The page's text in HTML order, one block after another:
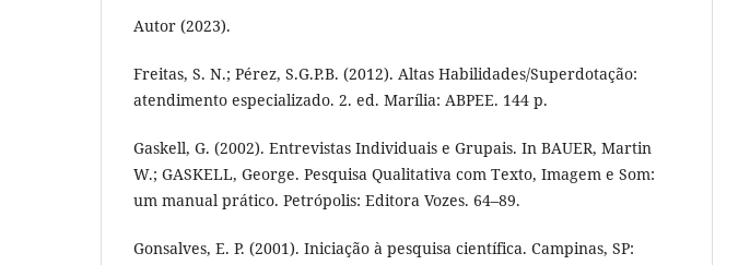
Autor (2023).
Freitas, S. N.; Pérez, S.G.P.B. (2012). Altas Habilidades/Superdotação:
atendimento especializado. 2. ed. Marília: ABPEE. 144 p.
Gaskell, G. (2002). Entrevistas Individuais e Grupais. In BAUER, Martin
W.; GASKELL, George. Pesquisa Qualitativa com Texto, Imagem e Som:
um manual prático. Petrópolis: Editora Vozes. 64–89.
Gonsalves, E. P. (2001). Iniciação à pesquisa científica. Campinas, SP: